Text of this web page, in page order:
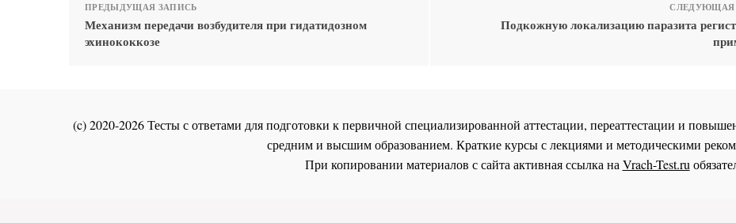
ПРЕДЫДУЩАЯ ЗАПИСЬ
Механизм передачи возбудителя при гидатидозном
эхинококкозе
СЛЕДУЮЩАЯ
Подкожную локализацию паразита
(c) 2020-2026 Тесты с ответами для подготовки к первичной специализированной аттестации, переаттестации и
средним и высшим образованием. Краткие курсы с лекциями и методическими
При копировании материалов с сайта активная ссылка наVrach-Test.ru